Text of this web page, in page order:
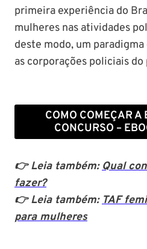
primeira experiência do
mulheres nas atividades
deste modo, um
as corporações policiais do
PM SE tem
2024
COMO COMEÇAR A
CONCURSO –
👉 Leia também:Qual
fazer?
👉 Leia também:TAF
para mulheres